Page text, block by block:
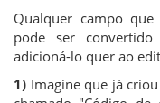
Qualquer campo
pode ser
adicioná-lo quer ao
1) Imagine que já